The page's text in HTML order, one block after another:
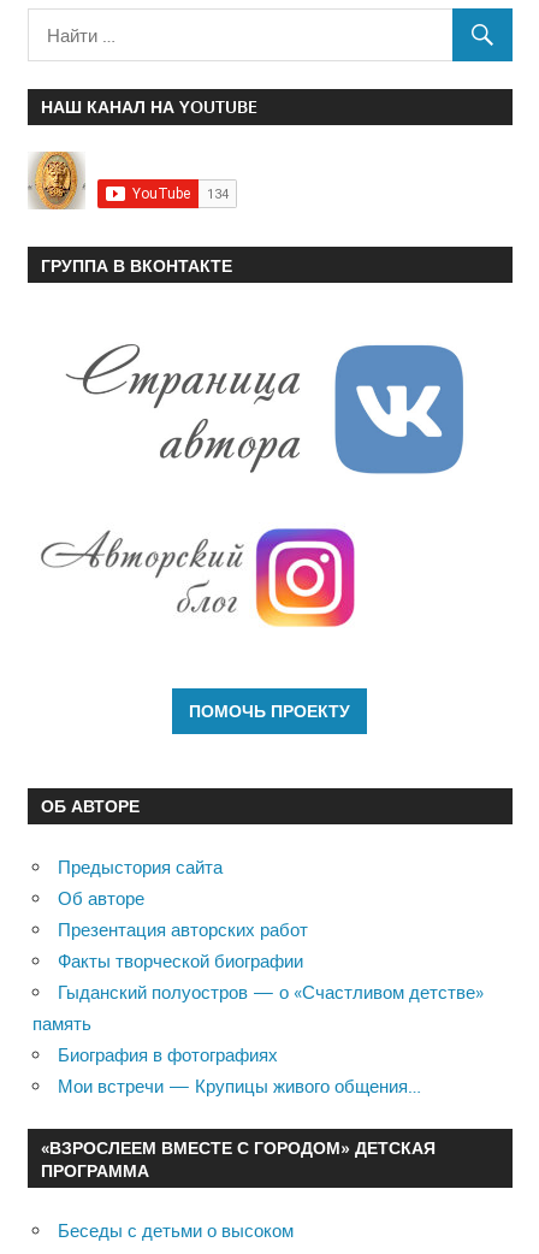
НАШ КАНАЛ НА YOUTUBE
ГРУППА В ВКОНТАКТЕ
ОБ АВТОРЕ
Предыстория сайта
Об авторе
Презентация авторских работ
Факты творческой биографии
Гыданский полуостров — о «Счастливом детстве»
память
Биография в фотографиях
Мои встречи — Крупицы живого общения…
«ВЗРОСЛЕЕМ ВМЕСТЕ С ГОРОДОМ» ДЕТСКАЯ
ПРОГРАММА
Беседы с детьми о высоком